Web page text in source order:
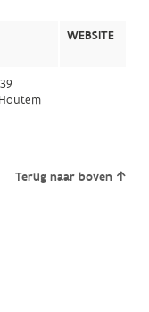
WEBSITE
Terug naar boven